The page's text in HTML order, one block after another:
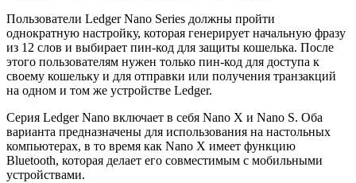
Пользователи Ledger Nano Series должны пройти
однократную настройку, которая генерирует начальную фразу
из 12 слов и выбирает пин-код для защиты кошелька. После
этого пользователям нужен только пин-код для доступа к
своему кошельку и для отправки или получения транзакций
на одном и том же устройстве Ledger.
Серия Ledger Nano включает в себя Nano X и Nano S. Оба
варианта предназначены для использования на настольных
компьютерах, в то время как Nano X имеет функцию
Bluetooth, которая делает его совместимым с мобильными
устройствами.